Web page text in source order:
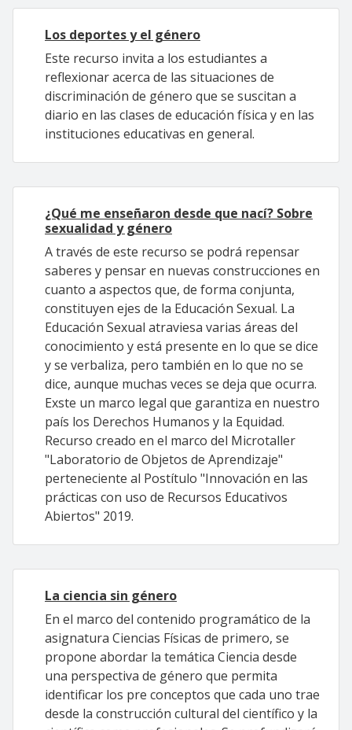
Los deportes y el género
Este recurso invita a los estudiantes a
reflexionar acerca de las situaciones de
discriminación de género que se suscitan a
diario en las clases de educación física y en las
instituciones educativas en general.
¿Qué me enseñaron desde que nací? Sobre
sexualidad y género
A través de este recurso se podrá repensar
saberes y pensar en nuevas construcciones en
cuanto a aspectos que, de forma conjunta,
constituyen ejes de la Educación Sexual. La
Educación Sexual atraviesa varias áreas del
conocimiento y está presente en lo que se dice
y se verbaliza, pero también en lo que no se
dice, aunque muchas veces se deja que ocurra.
Exste un marco legal que garantiza en nuestro
país los Derechos Humanos y la Equidad.
Recurso creado en el marco del Microtaller
"Laboratorio de Objetos de Aprendizaje"
perteneciente al Postítulo "Innovación en las
prácticas con uso de Recursos Educativos
Abiertos" 2019.
La ciencia sin género
En el marco del contenido programático de la
asignatura Ciencias Físicas de primero, se
propone abordar la temática Ciencia desde
una perspectiva de género que permita
identificar los pre conceptos que cada uno trae
desde la construcción cultural del científico y la